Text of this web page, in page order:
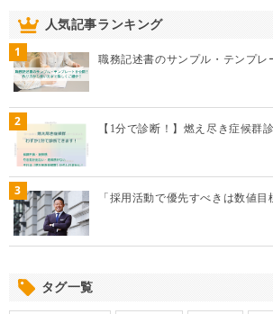
人気記事ランキング
1 職務記述書のサンプル・テンプ
2 【1分で診断！】燃え尽き症候群
3 「採用活動で優先すべきは数値
タグ一覧